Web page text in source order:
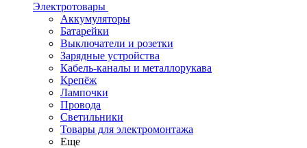
Электротовары
Аккумуляторы
Батарейки
Выключатели и розетки
Зарядные устройства
Кабель-каналы и металлорукава
Крепёж
Лампочки
Провода
Светильники
Товары для электромонтажа
Еще